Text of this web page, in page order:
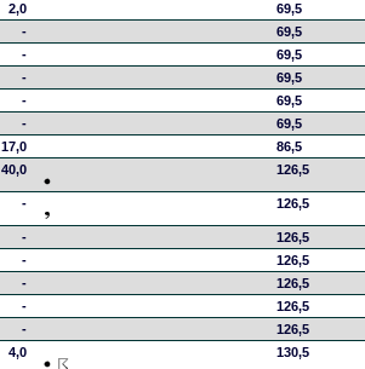
2,0
69,5
-
69,5
-
69,5
-
69,5
-
69,5
-
69,5
17,0
86,5
40,0 126,5
- 126,5
-
126,5
-
126,5
-
126,5
-
126,5
-
126,5
4,0 130,5